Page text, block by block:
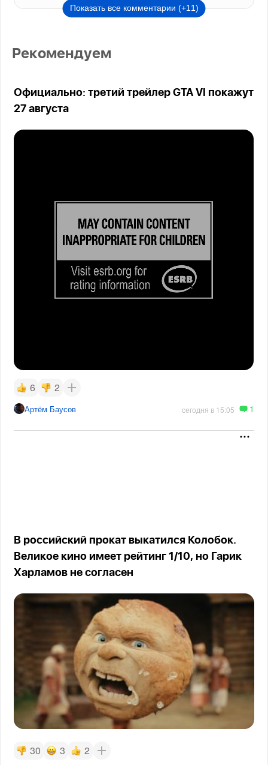
Показать все комментарии (+11)
Рекомендуем
Официально: третий трейлер GTA VI покажут
27 августа
6 2
Артём Баусов сегодня в 15:05 1
В российский прокат выкатился Колобок.
Великое кино имеет рейтинг 1/10, но Гарик
Харламов не согласен
30 3 2